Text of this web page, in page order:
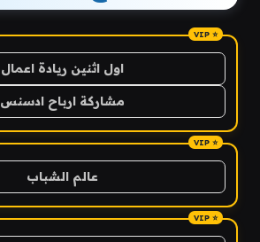
اول اثنين ريادة اعمال
مشاركة ارباح ادسنس
عالم الشباب